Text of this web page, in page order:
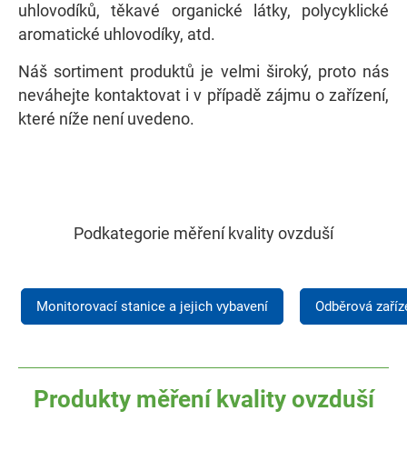
uhlovodíků, těkavé organické látky, polycyklické
aromatické uhlovodíky, atd.
Náš sortiment produktů je velmi široký, proto nás
neváhejte kontaktovat i v případě zájmu o zařízení,
které níže není uvedeno.
Podkategorie měření kvality ovzduší
Monitorovací stanice a jejich vybavení Odběrová
Produkty měření kvality ovzduší